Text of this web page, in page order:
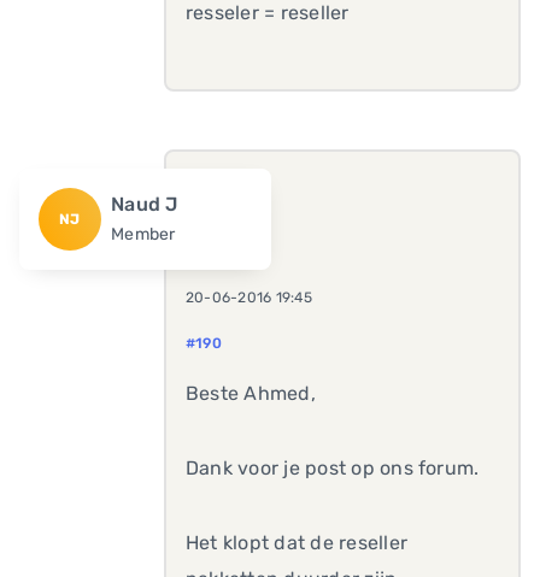
resseler = reseller
NJ
Naud J
Member
20-06-2016 19:45
#190
Beste Ahmed,
Dank voor je post op ons forum.
Het klopt dat de reseller